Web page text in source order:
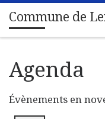
Passer au contenu
Commune de
Agenda
Évènements en